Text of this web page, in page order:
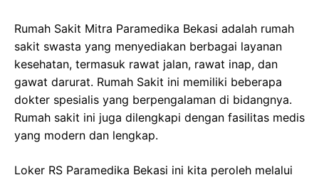
Rumah Sakit Mitra Paramedika Bekasi adalah rumah
sakit swasta yang menyediakan berbagai layanan
kesehatan, termasuk rawat jalan, rawat inap, dan
gawat darurat. Rumah Sakit ini memiliki beberapa
dokter spesialis yang berpengalaman di bidangnya.
Rumah sakit ini juga dilengkapi dengan fasilitas medis
yang modern dan lengkap.
Loker RS Paramedika Bekasi ini kita peroleh melalui